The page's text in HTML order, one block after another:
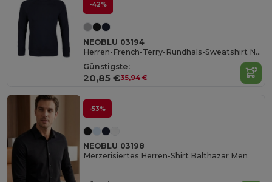
-42%
NEOBLU 03194
Herren-French-Terry-Rundhals-Sweatshirt Nelson Men
Günstigste:
20,85 €35,94 €
-53%
NEOBLU 03198
Merzerisiertes Herren-Shirt Balthazar Men